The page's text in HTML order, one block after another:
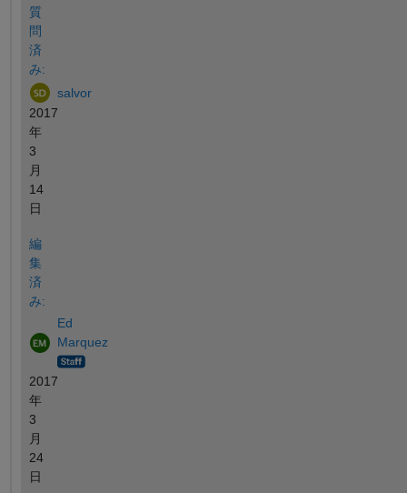
質
問
済
み:
salvor
2017
年
3
月
14
日
編
集
済
み:
Ed
Marquez
2017
年
3
月
24
日